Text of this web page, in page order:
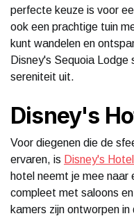
perfecte keuze is voor
ook een prachtige tuin
kunt wandelen en
Disney's Sequoia Lodge
sereniteit uit.
Disney's
Voor diegenen die de
ervaren, is Disney's
hotel neemt je mee
compleet met saloons
kamers zijn ontworpen